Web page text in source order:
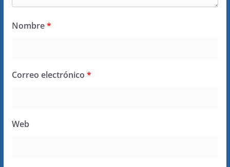
Nombre*
Correo electrónico *
Web